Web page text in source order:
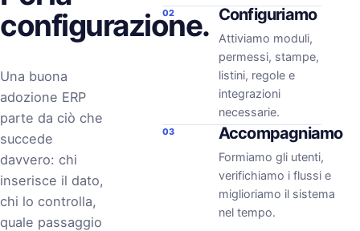
configurazione.
Una buona
adozione ERP
parte da ciò che
succede
davvero: chi
inserisce il dato,
chi lo controlla,
quale passaggio
02 Configuriamo
Attiviamo moduli,
permessi, stampe,
listini, regole e
integrazioni
necessarie.
03 Accompagniamo
Formiamo gli utenti,
verifichiamo i flussi e
miglioriamo il sistema
nel tempo.